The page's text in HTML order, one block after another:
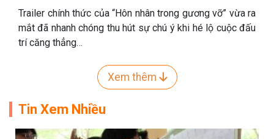
Trailer chính thức của “Hôn nhân trong gương vỡ” vừa ra
mắt đã nhanh chóng thu hút sự chú ý khi hé lộ cuộc đấu
trí căng thẳng…
Xem thêm
Tin Xem Nhiều